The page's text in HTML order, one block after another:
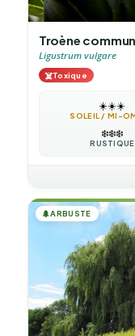
Troène commun
Ligustrum vulgare
☠️Toxique
☀️☀️☀️
SOLEIL / MI-
❄️❄️❄️
RUSTIQUE
🌲ARBUSTE